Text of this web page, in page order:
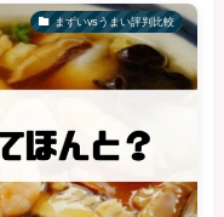
まずいvsうまい評判比較